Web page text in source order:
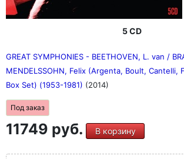
5 CD
GREAT SYMPHONIES - BEETHOVEN, L. van /
MENDELSSOHN, Felix (Argenta, Boult, Cantelli,
Box Set) (1953-1981) (2014)
Под заказ
11749 руб. В корзину